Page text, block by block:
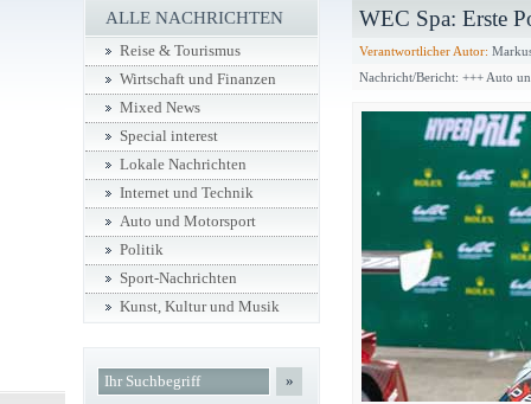
WEC Spa: Erste
Verantwortlicher Autor:
Nachricht/Bericht: +++ Auto
ALLE NACHRICHTEN
Reise & Tourismus
Wirtschaft und Finanzen
Mixed News
Special interest
Lokale Nachrichten
Internet und Technik
Auto und Motorsport
Politik
Sport-Nachrichten
Kunst, Kultur und Musik
»